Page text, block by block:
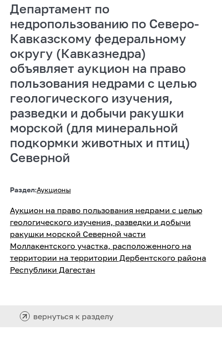
Департамент по
недропользованию по Северо-
Кавказскому федеральному
округу (Кавказнедра)
объявляет аукцион на право
пользования недрами с целью
геологического изучения,
разведки и добычи ракушки
морской (для минеральной
подкормки животных и птиц)
Северной
Раздел:Аукционы
Аукцион на право пользования недрами с целью
геологического изучения, разведки и добычи
ракушки морской Северной части
Моллакентского участка, расположенного на
территории на территории Дербентского района
Республики Дагестан
вернуться к разделу